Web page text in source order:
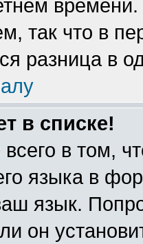
так что в
разница в
в списке!
в том,
языка в
язык.
он